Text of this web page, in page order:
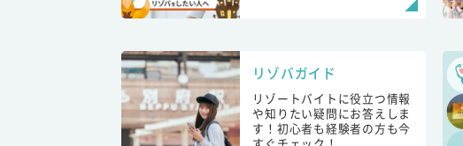
リゾバガイド
リゾートバイトに役立つ情報
や知りたい疑問にお答えしま
す！初心者も経験者の方も今